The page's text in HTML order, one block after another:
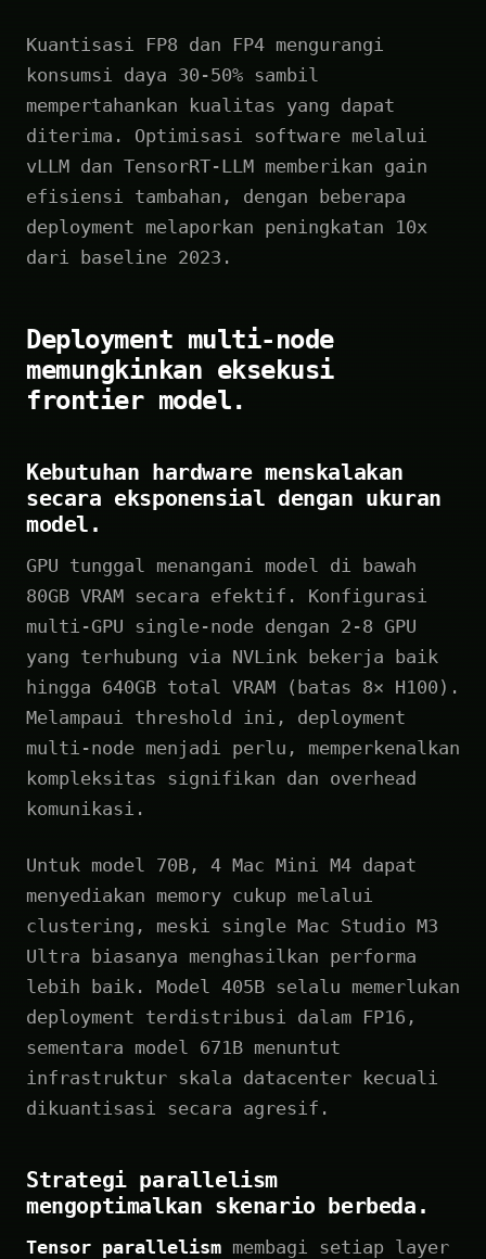
Kuantisasi FP8 dan FP4 mengurangi
konsumsi daya 30-50% sambil
mempertahankan kualitas yang dapat
diterima. Optimisasi software melalui
vLLM dan TensorRT-LLM memberikan gain
efisiensi tambahan, dengan beberapa
deployment melaporkan peningkatan 10x
dari baseline 2023.
Deployment multi-node
memungkinkan eksekusi
frontier model.
Kebutuhan hardware menskalakan
secara eksponensial dengan ukuran
model.
GPU tunggal menangani model di bawah
80GB VRAM secara efektif. Konfigurasi
multi-GPU single-node dengan 2-8 GPU
yang terhubung via NVLink bekerja baik
hingga 640GB total VRAM (batas 8× H100).
Melampaui threshold ini, deployment
multi-node menjadi perlu, memperkenalkan
kompleksitas signifikan dan overhead
komunikasi.
Untuk model 70B, 4 Mac Mini M4 dapat
menyediakan memory cukup melalui
clustering, meski single Mac Studio M3
Ultra biasanya menghasilkan performa
lebih baik. Model 405B selalu memerlukan
deployment terdistribusi dalam FP16,
sementara model 671B menuntut
infrastruktur skala datacenter kecuali
dikuantisasi secara agresif.
Strategi parallelism
mengoptimalkan skenario berbeda.
Tensor parallelism membagi setiap layer